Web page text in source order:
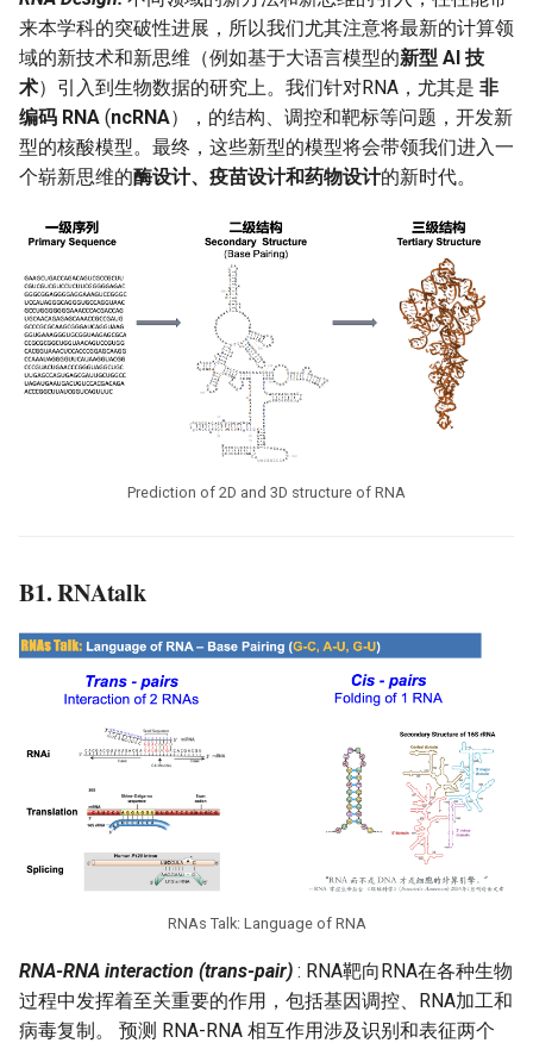
来本学科的突破性进展，所以我们尤其注意将最新的计算领
域的新技术和新思维（例如基于大语言模型的新型 AI 技
术）引入到生物数据的研究上。我们针对RNA，尤其是 非
编码 RNA (ncRNA），的结构、调控和靶标等问题，开发新
型的核酸模型。最终，这些新型的模型将会带领我们进入一
个崭新思维的酶设计、疫苗设计和药物设计的新时代。
Prediction of 2D and 3D structure of RNA
B1.RNAtalk
RNAs Talk: Language of RNA
RNA-RNA interaction (trans-pair) : RNA靶向RNA在各种生物
过程中发挥着至关重要的作用，包括基因调控、RNA加工和
病毒复制。 预测 RNA-RNA 相互作用涉及识别和表征两个